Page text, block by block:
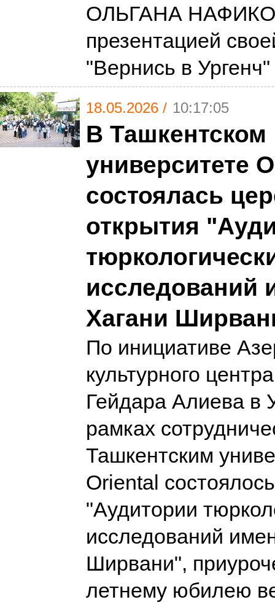
ОЛЬГАНА
презентацией
"Вернись в Ургенч"
18.05.2026 / 10:17:05
В Ташкентском
университете
состоялась
открытия
исследований
Хагани
По инициативе
культурного
Гейдара Алиева в
рамках
Ташкентским
Oriental
"Аудитории
исследований
Ширвани",
летнему юбилею